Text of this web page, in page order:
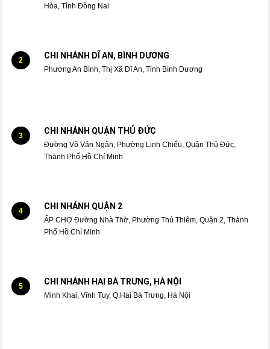
Hòa, Tỉnh Đồng Nai
2 CHI NHÁNH DĨ AN, BÌNH DƯƠNG
Phường An Bình, Thị Xã Dĩ An, Tỉnh Bình Dương
3 CHI NHÁNH QUẬN THỦ ĐỨC
Đường Võ Văn Ngân, Phường Linh Chiểu, Quận Thủ Đức,
Thành Phố Hồ Chí Minh
4 CHI NHÁNH QUẬN 2
ẤP CHỢ Đường Nhà Thờ, Phường Thủ Thiêm, Quận 2, Thành
Phố Hồ Chí Minh
5 CHI NHÁNH HAI BÀ TRƯNG, HÀ NỘI
Minh Khai, Vĩnh Tuy, Q.Hai Bà Trưng, Hà Nội